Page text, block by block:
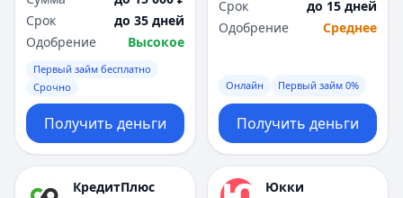
Срок
до 35 дней
Одобрение
Высокое
Первый займ бесплатно
Срочно
Получить деньги
Срок
до 15 дней
Одобрение
Среднее
Онлайн Первый займ 0%
Получить деньги
КредитПлюс Юкки